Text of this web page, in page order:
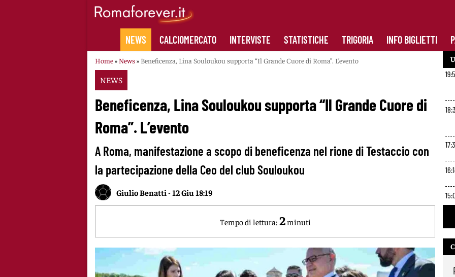
NEWS CALCIOMERCATO INTERVISTE STATISTICHE TRIGORIA INFO BIGLIETTI
Home» News» Beneficenza, Lina Souloukou supporta “Il Grande Cuore di Roma”. L’evento
NEWS
Beneficenza, Lina Souloukou supporta “Il Grande Cuore di
Roma”. L’evento
A Roma, manifestazione a scopo di beneficenza nel rione di Testaccio con
la partecipazione della Ceo del club Souloukou
Giulio Benatti -12 Giu 18:19
Tempo di lettura: 2minuti